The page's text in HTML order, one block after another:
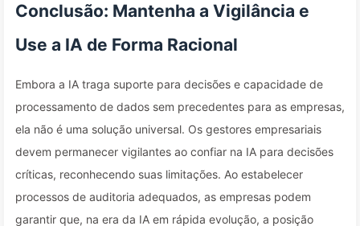
Conclusão: Mantenha a Vigilância e
Use a IA de Forma Racional
Embora a IA traga suporte para decisões e capacidade de
processamento de dados sem precedentes para as empresas,
ela não é uma solução universal. Os gestores empresariais
devem permanecer vigilantes ao confiar na IA para decisões
críticas, reconhecendo suas limitações. Ao estabelecer
processos de auditoria adequados, as empresas podem
garantir que, na era da IA em rápida evolução, a posição